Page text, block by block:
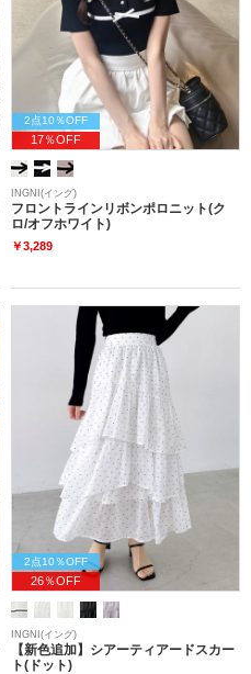
2点10％OFF
17％OFF
INGNI(イング)
フロントラインリボンポロニット(ク
ロ/オフホワイト)
￥3,289
2点10％OFF
26％OFF
INGNI(イング)
【新色追加】シアーティアードスカー
ト(ドット)